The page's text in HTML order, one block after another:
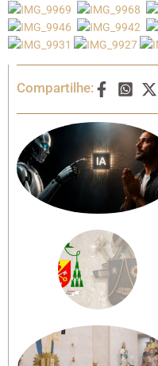
Compartilhe: